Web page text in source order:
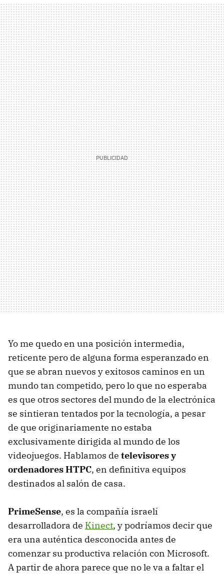
Yo me quedo en una posición intermedia,
reticente pero de alguna forma esperanzado en
que se abran nuevos y exitosos caminos en un
mundo tan competido, pero lo que no esperaba
es que otros sectores del mundo de la electrónica
se sintieran tentados por la tecnología, a pesar
de que originariamente no estaba
exclusivamente dirigida al mundo de los
videojuegos. Hablamos de televisores y
ordenadores HTPC, en definitiva equipos
destinados al salón de casa.
PrimeSense, es la compañía israelí
desarrolladora de Kinect, y podríamos decir que
era una auténtica desconocida antes de
comenzar su productiva relación con Microsoft.
A partir de ahora parece que no le va a faltar el